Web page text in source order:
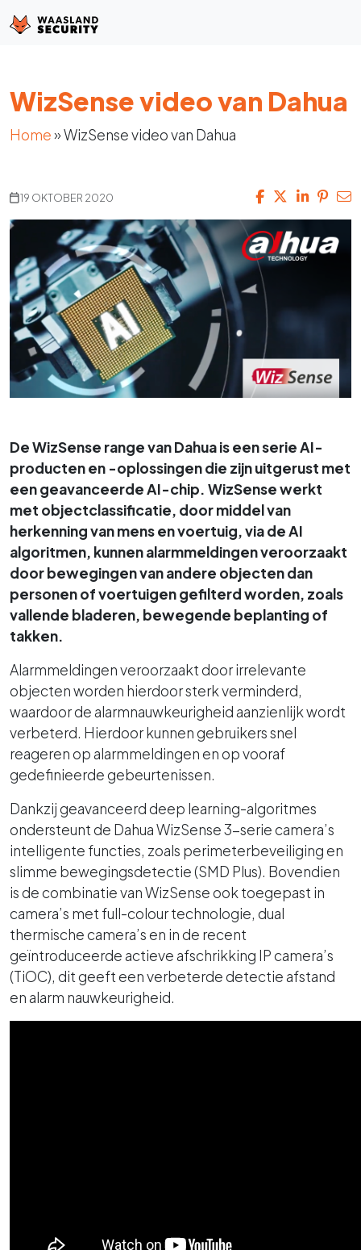
WizSense video van Dahua
Home»WizSense video van Dahua
19 OKTOBER 2020
De WizSense range van Dahua is een serie AI-
producten en -oplossingen die zijn uitgerust met
een geavanceerde AI-chip. WizSense werkt
met objectclassificatie, door middel van
herkenning van mens en voertuig, via de AI
algoritmen, kunnen alarmmeldingen veroorzaakt
door bewegingen van andere objecten dan
personen of voertuigen gefilterd worden, zoals
vallende bladeren, bewegende beplanting of
takken.
Alarmmeldingen veroorzaakt door irrelevante
objecten worden hierdoor sterk verminderd,
waardoor de alarmnauwkeurigheid aanzienlijk wordt
verbeterd. Hierdoor kunnen gebruikers snel
reageren op alarmmeldingen en op vooraf
gedefinieerde gebeurtenissen.
Dankzij geavanceerd deep learning-algoritmes
ondersteunt de Dahua WizSense 3-serie camera’s
intelligente functies, zoals perimeterbeveiliging en
slimme bewegingsdetectie (SMD Plus). Bovendien
is de combinatie van WizSense ook toegepast in
camera’s met full-colour technologie, dual
thermische camera’s en in de recent
geïntroduceerde actieve afschrikking IP camera’s
(TiOC), dit geeft een verbeterde detectie afstand
en alarm nauwkeurigheid.